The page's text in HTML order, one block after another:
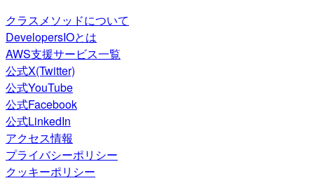
クラスメソッドについて
DevelopersIOとは
AWS支援サービス一覧
公式X(Twitter)
公式YouTube
公式Facebook
公式LinkedIn
アクセス情報
プライバシーポリシー
クッキーポリシー